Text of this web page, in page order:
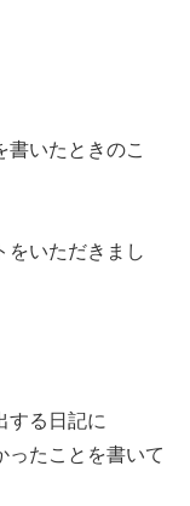
書いたときのこ
をいただきまし
する日記に
ったことを書いて